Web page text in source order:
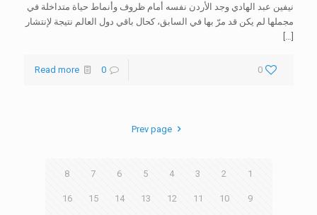
نيفين عبد الهادي وجد الأردن نفسه أمام ظروف وأنماط حياة متداخلة في
مجملها لم يكن قد مرّ بها في السابق، كحال باقي دول العالم نتيجة لإنتشار
0
0
Read more
Prev page
1
2
3
4
5
6
7
8
9
10
11
12
13
14
15
16